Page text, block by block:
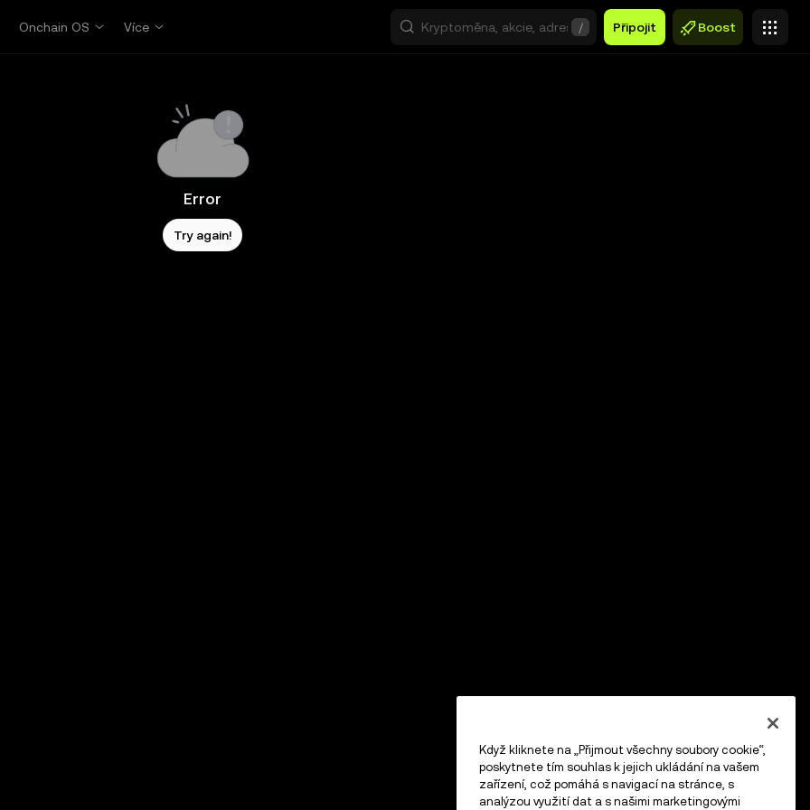
Onchain OS Více / Připojit Boost
Error
Try again!
Když kliknete na „Přijmout všechny soubory cookie“,
poskytnete tím souhlas k jejich ukládání na vašem
zařízení, což pomáhá s navigací na stránce, s
analýzou využití dat a s našimi marketingovými